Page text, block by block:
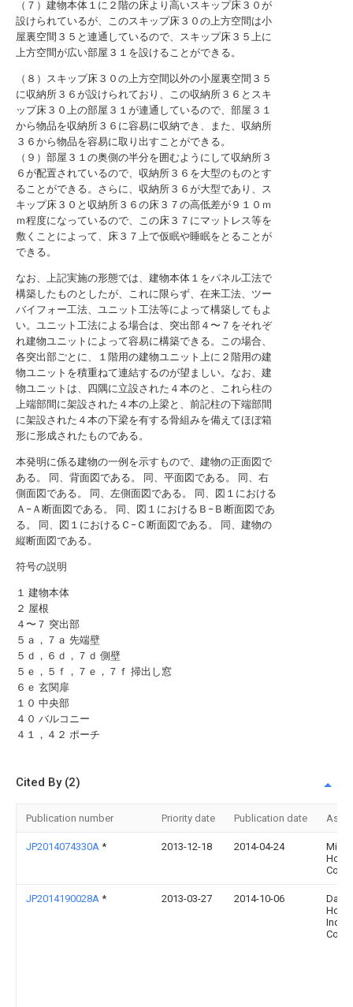
（７）建物本体１に２階の床より高いスキップ床３０が
設けられているが、このスキップ床３０の上方空間は小
屋裏空間３５と連通しているので、スキップ床３５上に
上方空間が広い部屋３１を設けることができる。
（８）スキップ床３０の上方空間以外の小屋裏空間３５
に収納所３６が設けられており、この収納所３６とスキ
ップ床３０上の部屋３１が連通しているので、部屋３１
から物品を収納所３６に容易に収納でき、また、収納所
３６から物品を容易に取り出すことができる。
（９）部屋３１の奥側の半分を囲むようにして収納所３
６が配置されているので、収納所３６を大型のものとす
ることができる。さらに、収納所３６が大型であり、ス
キップ床３０と収納所３６の床３７の高低差が９１０ｍ
ｍ程度になっているので、この床３７にマットレス等を
敷くことによって、床３７上で仮眠や睡眠をとることが
できる。
なお、上記実施の形態では、建物本体１をパネル工法で
構築したものとしたが、これに限らず、在来工法、ツー
バイフォー工法、ユニット工法等によって構築してもよ
い。ユニット工法による場合は、突出部４〜７をそれぞ
れ建物ユニットによって容易に構築できる。この場合、
各突出部ごとに、１階用の建物ユニット上に２階用の建
物ユニットを積重ねて連結するのが望ましい。なお、建
物ユニットは、四隅に立設された４本のと、これら柱の
上端部間に架設された４本の上梁と、前記柱の下端部間
に架設された４本の下梁を有する骨組みを備えてほぼ箱
形に形成されたものである。
本発明に係る建物の一例を示すもので、建物の正面図で
ある。
同、背面図である。 同、平面図である。
同、右
側面図である。
同、左側面図である。
同、図１における
Ａ−Ａ断面図である。
同、図１におけるＢ−Ｂ断面図であ
る。
同、図１におけるＣ−Ｃ断面図である。
同、建物の
縦断面図である。
符号の説明
１ 建物本体
２ 屋根
４〜７ 突出部
５ａ，７ａ 先端壁
５ｄ，６ｄ，７ｄ 側壁
５ｅ，５ｆ，７ｅ，７ｆ 掃出し窓
６ｅ 玄関扉
１０ 中央部
４０ バルコニー
４１，４２ ポーチ
Cited By (2)
Publication number Priority date Publication date
JP2014074330A * 2013-12-18 2014-04-24
Co
JP2014190028A * 2013-03-27 2014-10-06
Co